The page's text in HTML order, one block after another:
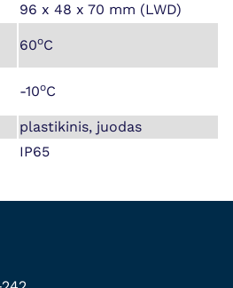
96 x 48 x 70 mm (LWD)
60oC
-10oC
plastikinis, juodas
IP65